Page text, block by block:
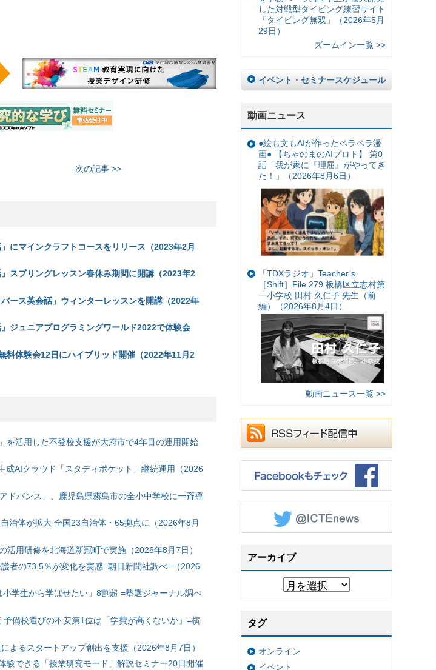
次の記事 >>
にマインクラフトコースをリリース（2023年2月
スプリングレッスン春休み期間に開講（2023年2
ース英会話」ウィンターレッスンを開講（2022年
ジュニアプログラミングワールド2022で体験会
料体験会12日にハイブリッド開催（2022年11月2
を活用した不登校支援が大府市で4年目の運用開始
成AIクラウド「スタディポケット」継続運用（2026
ドバンス」、鹿児島県霧島市の全小中学校に一斉導
治体が拡大 全国23自治体・65拠点に（2026年8月
用研修を北海道新冠町で実施（2026年8月7日）
者の73.5％が変化を実感=朝日新聞社調べ=（2026
学生から学ばせたい」8割超 =塾選ジャーナル調べ
備校選びの不安第1位は「学費が高くないか」=横
よるスタートアップ創出を支援（2026年8月7日）
験できる「授業研究モード」解説セミナー20日開催
した対戦型タイピング練習サイト
「タイピング無双」（2026年5月
29日）
ズームイン一覧 >>
イベント・セミナースケジュール
動画ニュース
●絵も文もAIが作ったペラペラ漫
画● 【ちゃのまのAIプロト】 第0
話「我が家に『理屈』がやってき
た！」（2026年8月6日）
「TDXラジオ」Teacher’s
［Shift］File.279 板橋区立志村第
一小学校 田村 久仁子 先生（前
編）（2026年8月4日）
動画ニュース一覧 >>
アーカイブ
タグ
オンライン
イベント